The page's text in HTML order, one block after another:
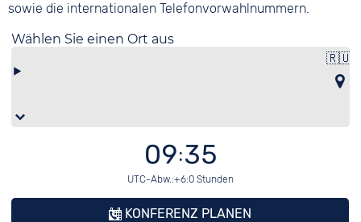
sowie die internationalen Telefonvorwahlnummern.
Wählen Sie einen Ort aus
🇷🇺
09:35
UTC-Abw.:+6:0 Stunden
KONFERENZ PLANEN